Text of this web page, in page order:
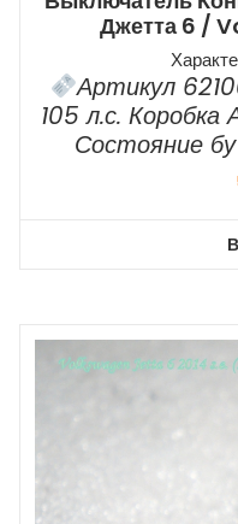
Джетта 6 /
Артикул
105 л.с.
Состояние